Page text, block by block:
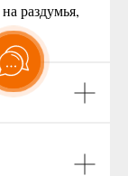
раздумья,